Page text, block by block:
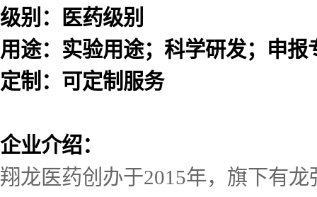
级别：医药级别
用途：实验用途；科学研发；申报
定制：可定制服务
企业介绍：
翔龙医药创办于2015年，旗下有